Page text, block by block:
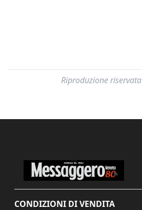
Riproduzione
CONDIZIONI DI VENDITA